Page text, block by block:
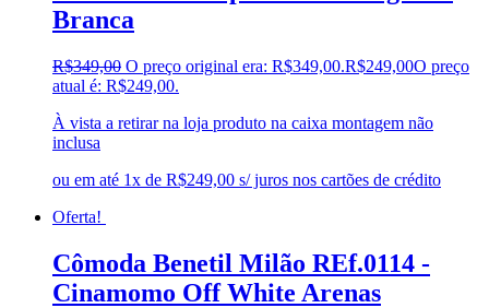
Branca
R$349,00 O preço original era: R$349,00.R$249,00O preço
atual é: R$249,00.
À vista a retirar na loja produto na caixa montagem não
inclusa
ou em até 1x de R$249,00 s/ juros nos cartões de crédito
Oferta!
Cômoda Benetil Milão REf.0114 -
Cinamomo Off White Arenas